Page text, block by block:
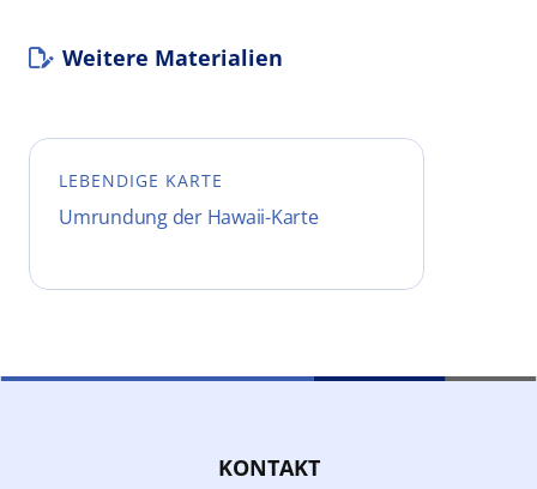
Weitere Materialien
LEBENDIGE KARTE
Umrundung der Hawaii-Karte
KONTAKT